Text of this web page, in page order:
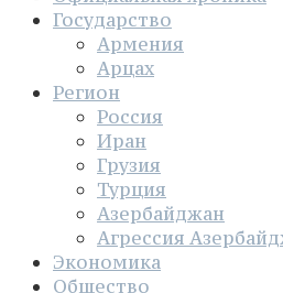
Государство
Армения
Арцах
Регион
Россия
Иран
Грузия
Турция
Азербайджан
Агрессия
Экономика
Общество